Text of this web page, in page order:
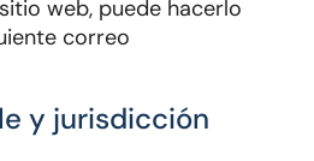
web, puede hacerlo
correo
y jurisdicción